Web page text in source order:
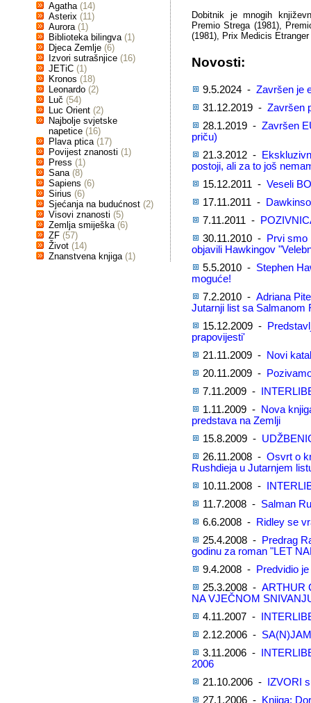
Agatha (14)
Asterix (11)
Aurora (1)
Biblioteka bilingva (1)
Djeca Zemlje (6)
Izvori sutrašnjice (16)
JETiC (1)
Kronos (18)
Leonardo (2)
Luč (54)
Luc Orient (2)
Najbolje svjetske
napetice (16)
Plava ptica (17)
Povijest znanosti (1)
Press (1)
Sana (8)
Sapiens (6)
Sirius (6)
Sjećanja na budućnost (2)
Visovi znanosti (5)
Zemlja smiješka (6)
ZF (57)
Život (14)
Znanstvena knjiga (1)
Dobitnik je mnogih
Premio Strega (1981),
(1981), Prix Medicis
Novosti:
9.5.2024 - Završen je
31.12.2019 - Završen
28.1.2019 - Završen
priču)
21.3.2012 -
postoji, ali za to još
15.12.2011 - Veseli
17.11.2011 -
7.11.2011 -
30.11.2010 -
Prvi smo
objavili Hawkingov
5.5.2010 - Stephen
moguće!
7.2.2010 - Adriana
Jutarnji list sa Salmanom
15.12.2009 -
prapovijesti'
21.11.2009 -
Novi
20.11.2009 -
7.11.2009 -
1.11.2009 -
Nova
predstava na Zemlji
15.8.2009 -
26.11.2008 - Osvrt o
Rushdieja u Jutarnjem
10.11.2008 -
11.7.2008 - Salman
6.6.2008 -
Ridley se
25.4.2008 -
Predrag
godinu za roman "LET
9.4.2008 -
Predvidio
25.3.2008 - ARTHUR
NA VJEČNOM
4.11.2007 -
2.12.2006 -
3.11.2006 -
2006
21.10.2006 -
IZVORI
27.1.2006 -
Knjiga: